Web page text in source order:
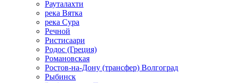
Рауталахти
река Вятка
река Сура
Речной
Ристисаари
Родос (Греция)
Романовская
Ростов-на-Дону (трансфер) Волгоград
Рыбинск